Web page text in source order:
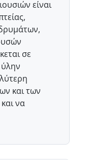
είναι
σε
και των
να